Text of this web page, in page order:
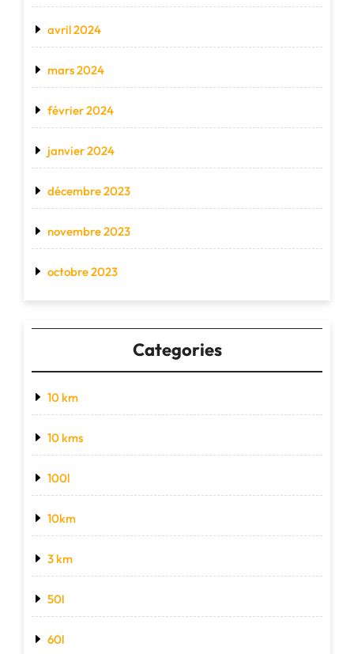
avril 2024
mars 2024
février 2024
janvier 2024
décembre 2023
novembre 2023
octobre 2023
Categories
10 km
10 kms
100l
10km
3 km
50l
60l